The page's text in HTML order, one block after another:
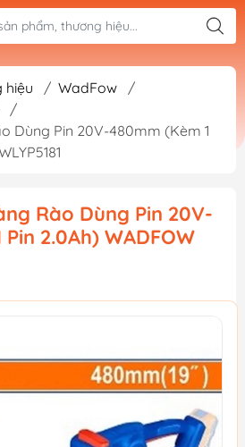
hiệu / WadFow
/
/
Dùng Pin 20V-480mm (Kèm 1
Rào Dùng Pin 20V-
2.0Ah) WADFOW